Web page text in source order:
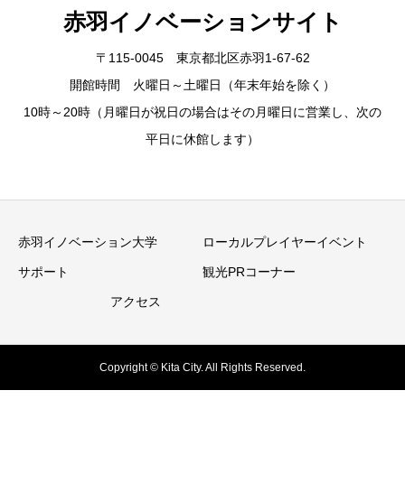
赤羽イノベーションサイト
〒115-0045 東京都北区赤羽1-67-62
開館時間 火曜日～土曜日（年末年始を除く）
10時～20時（月曜日が祝日の場合はその月曜日に営業し、次の
平日に休館します）
赤羽イノベーション大学 ローカルプレイヤーイベント
サポート 観光PRコーナー
アクセス
Copyright © Kita City. All Rights Reserved.